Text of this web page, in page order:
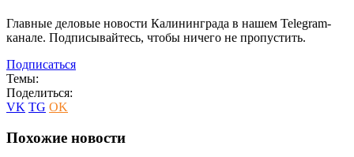
Главные деловые новости Калининграда в нашем Telegram-
канале. Подписывайтесь, чтобы ничего не пропустить.
Подписаться
Темы:
Поделиться:
VK TG OK
Похожие новости